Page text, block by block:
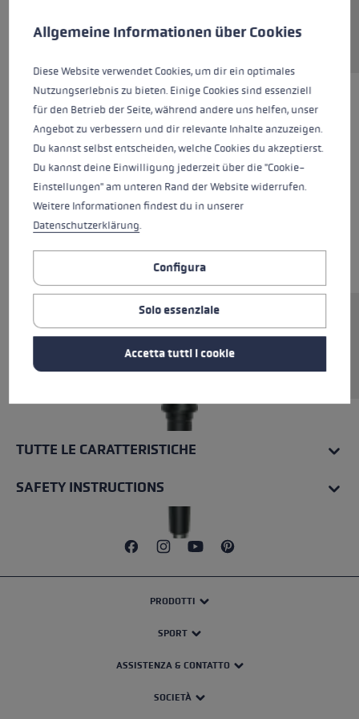
Ersatzsegment (Unterteil) für LEKI FX Stöcke.
Abmessungen: 14x330mm. Rohrmaterial:
TUTTE LE CARATTERISTICHE
SAFETY INSTRUCTIONS
PRODOTTI
SPORT
ASSISTENZA & CONTATTO
SOCIETÀ
Preferenze per i cookie
This website uses cookies to give you the best possible experience.
Allgemeine Informationen über Cookies
Diese Website verwendet Cookies, um dir ein optimales
Nutzungserlebnis zu bieten. Einige Cookies sind essenziell
für den Betrieb der Seite, während andere uns helfen, unser
Angebot zu verbessern und dir relevante Inhalte anzuzeigen.
Du kannst selbst entscheiden, welche Cookies du akzeptierst.
Du kannst deine Einwilligung jederzeit über die "Cookie-
Einstellungen" am unteren Rand der Website widerrufen.
Weitere Informationen findest du in unserer
Datenschutzerklärung.
Configura
Solo essenziale
Accetta tutti i cookie